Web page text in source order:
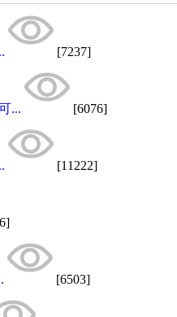
[7237]
... [6076]
[11222]
[6503]